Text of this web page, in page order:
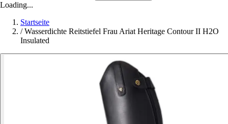
Loading...
Startseite
/ Wasserdichte Reitstiefel Frau Ariat Heritage Contour II H2O
Insulated